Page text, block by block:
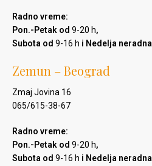
Radno vreme:
Pon.-Petak od 9-20 h,
Subota od 9-16 h i Nedelja neradna
Zemun – Beograd
Zmaj Jovina 16
065/615-38-67
Radno vreme:
Pon.-Petak od 9-20 h,
Subota od 9-16 h i Nedelja neradna